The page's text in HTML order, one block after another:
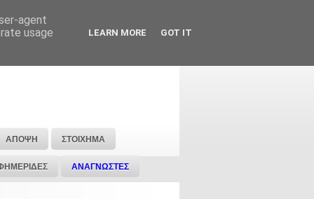
ΑΠΟΨΗ ΣΤΟΙΧΗΜΑ
ΑΝΑΓΝΩΣΤΕΣ
agent
usage
LEARN MORE GOT IT